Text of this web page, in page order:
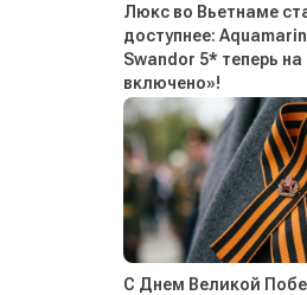
Люкс во Вьетнаме
доступнее:
Swandor 5* теперь на
включено»!
С Днем Великой